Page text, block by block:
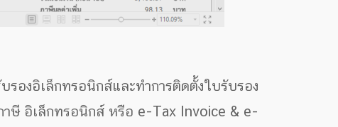
องอิเล็กทรอนิกส์และทำการติดตั้งใบรับรอง
าษี อิเล็กทรอนิกส์ หรือ e-Tax Invoice & e-